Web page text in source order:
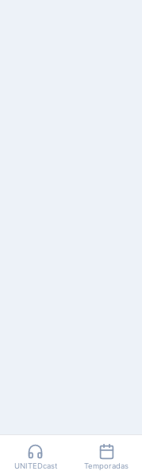
UNITEDcast Temporadas